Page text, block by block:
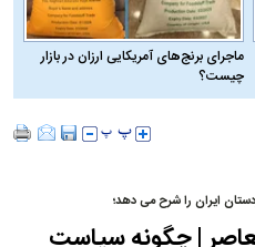
ماجرای برنج‌های آمریکایی ارزان در بازار
چیست؟
تا دوران معاصر | چگونه سیاست